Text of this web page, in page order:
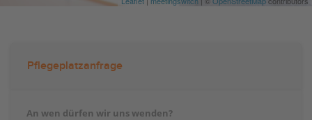
Pflegeplatzanfrage
An wen dürfen wir uns wenden?